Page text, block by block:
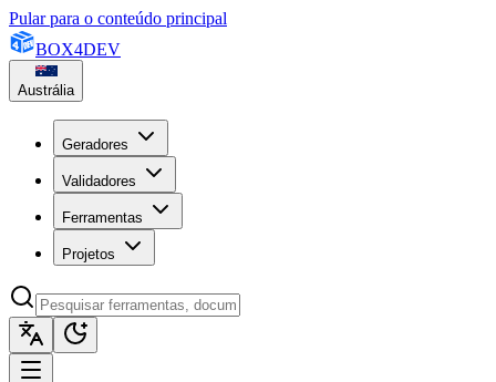
Pular para o conteúdo principal
BOX4DEV
Austrália
Geradores
Validadores
Ferramentas
Projetos